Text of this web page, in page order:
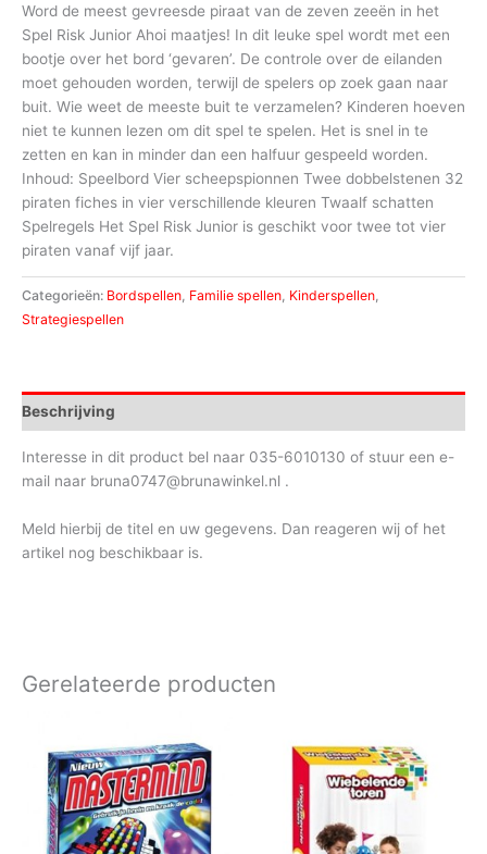
Word de meest gevreesde piraat van de zeven zeeën in het
Spel Risk Junior Ahoi maatjes! In dit leuke spel wordt met een
bootje over het bord ‘gevaren’. De controle over de eilanden
moet gehouden worden, terwijl de spelers op zoek gaan naar
buit. Wie weet de meeste buit te verzamelen? Kinderen hoeven
niet te kunnen lezen om dit spel te spelen. Het is snel in te
zetten en kan in minder dan een halfuur gespeeld worden.
Inhoud: Speelbord Vier scheepspionnen Twee dobbelstenen 32
piraten fiches in vier verschillende kleuren Twaalf schatten
Spelregels Het Spel Risk Junior is geschikt voor twee tot vier
piraten vanaf vijf jaar.
Categorieën: Bordspellen, Familie spellen, Kinderspellen,
Strategiespellen
Beschrijving
Interesse in dit product bel naar 035-6010130 of stuur een e-
mail naar bruna0747@brunawinkel.nl .
Meld hierbij de titel en uw gegevens. Dan reageren wij of het
artikel nog beschikbaar is.
Gerelateerde producten